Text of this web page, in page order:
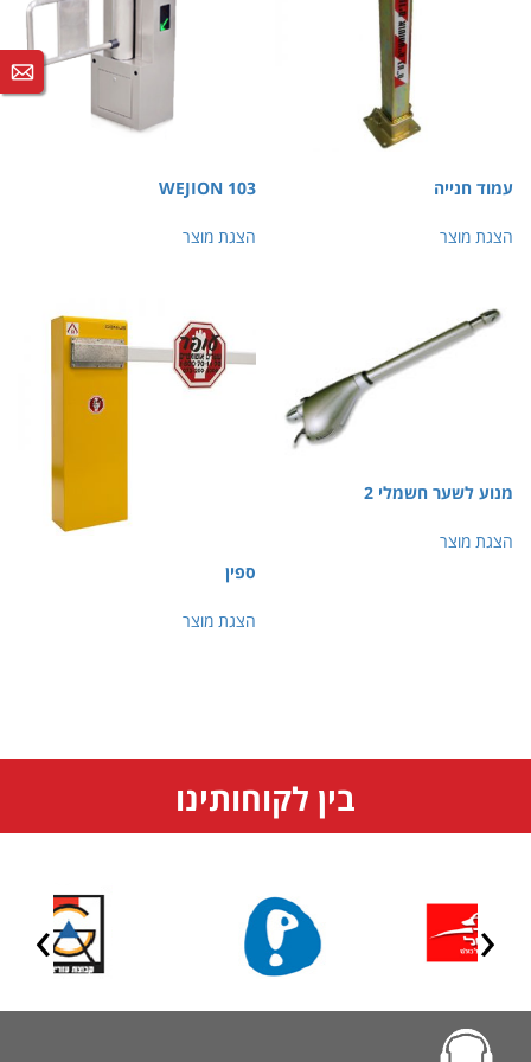
עמוד חנייה
הצגת מוצר
103 WEJION
הצגת מוצר
מנוע לשער חשמלי 2
הצגת מוצר
ספין
הצגת מוצר
בין לקוחותינו